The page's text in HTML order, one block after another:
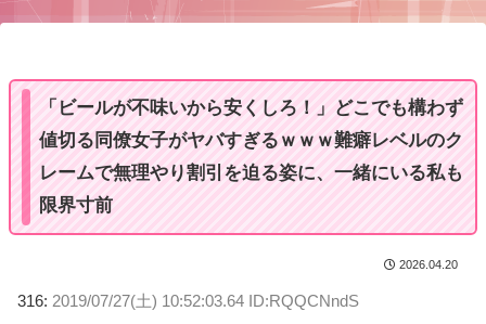
「ビールが不味いから安くしろ！」どこでも構わず
値切る同僚女子がヤバすぎるｗｗｗ難癖レベルのク
レームで無理やり割引を迫る姿に、一緒にいる私も
限界寸前
2026.04.20
316: 2019/07/27(土) 10:52:03.64 ID:RQQCNndS